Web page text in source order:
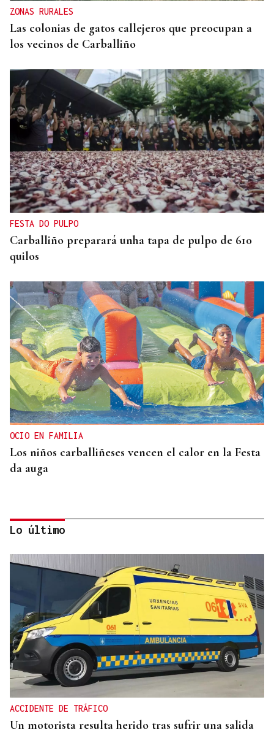
ZONAS RURALES
Las colonias de gatos callejeros que preocupan a
los vecinos de Carballiño
FESTA DO PULPO
Carballiño preparará unha tapa de pulpo de 610
quilos
OCIO EN FAMILIA
Los niños carballiñeses vencen el calor en la Festa
da auga
ARREDOR DE 300 PERSOAS
Galería | A Festa da Palabra acolle a entrega dos
Premios Ínsua dos Poetas 2026
Lo último
ACCIDENTE DE TRÁFICO
Un motorista resulta herido tras sufrir una salida